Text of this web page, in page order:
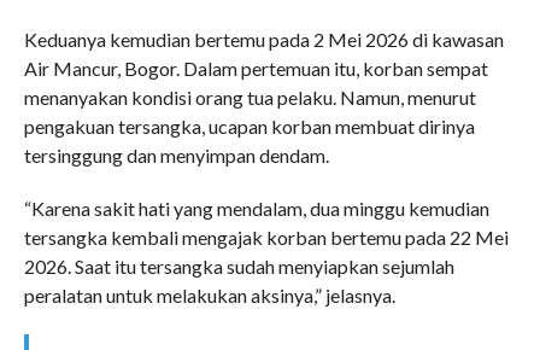
Keduanya kemudian bertemu pada 2 Mei 2026 di kawasan
Air Mancur, Bogor. Dalam pertemuan itu, korban sempat
menanyakan kondisi orang tua pelaku. Namun, menurut
pengakuan tersangka, ucapan korban membuat dirinya
tersinggung dan menyimpan dendam.
“Karena sakit hati yang mendalam, dua minggu kemudian
tersangka kembali mengajak korban bertemu pada 22 Mei
2026. Saat itu tersangka sudah menyiapkan sejumlah
peralatan untuk melakukan aksinya,” jelasnya.